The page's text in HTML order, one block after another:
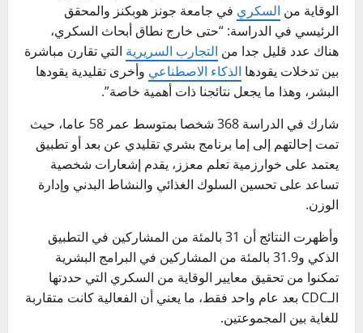
الوقاية من السكري في جامعة جونز هوبكنز والمحقق
الرئيسي في الدراسة: “حتى خارج نطاق أبحاث السكري،
هناك عدد قليل جدا من التجارب السريرية التي تقارن مباشرة
بين تدخلات يقودها الذكاء الاصطناعي وأخرى تقليدية يقودها
البشر، وهذا ما يجعل نتائجنا ذات أهمية خاصة”.
شارك في الدراسة 368 شخصا بمتوسط عمر 58 عاما، حيث
تمت إحالتهم إلى إما برنامج بشري تقليدي عن بعد أو تطبيق
يعتمد على خوارزمية تعلم معزز، يقدم إشعارات شخصية
تساعد على تحسين السلوك الغذائي والنشاط البدني وإدارة
الوزن.
وأظهرت النتائج أن 31 بالمئة من المشاركين في التطبيق
الذكي و31.9 بالمئة من المشاركين في البرامج البشرية
تمكنوا من تحقيق معايير الوقاية من السكري التي حددتها
الـCDC بعد عام واحد فقط، ما يعني أن الفعالية كانت متقاربة
للغاية بين المجموعتين.